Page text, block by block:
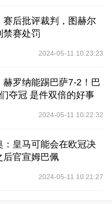
赛后批评裁判，图赫尔
禁赛处罚
2024-05-11 10:23:23
赫罗纳能踢巴萨7-2！巴
夺冠 是件双倍的好事
2024-05-11 10:22:32
：皇马可能会在欧冠决
后官宣姆巴佩
2024-05-11 10:21:27